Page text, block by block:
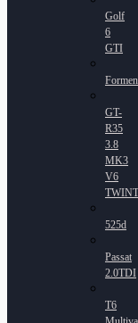
Golf
6
GTI
GT-
R35
3.8
MK3
V6
525d
Passat
2.0TDI
T6